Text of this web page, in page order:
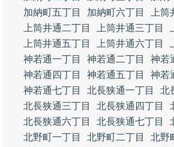
加納町五丁目
加納町六丁目
上
上筒井通二丁目
上筒井通三丁目
上筒井通五丁目
上筒井通六丁目
神若通一丁目
神若通二丁目
神若
神若通四丁目
神若通五丁目
神若
神若通七丁目
北長狭通一丁目
北
北長狭通三丁目
北長狭通四丁目
北長狭通六丁目
北長狭通七丁目
北野町一丁目
北野町二丁目
北野